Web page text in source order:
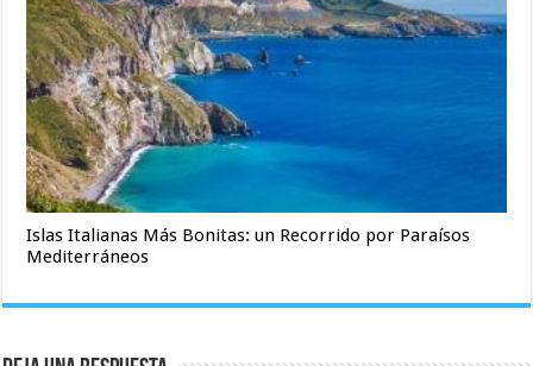
Islas Italianas Más Bonitas: un Recorrido por Paraísos
Mediterráneos